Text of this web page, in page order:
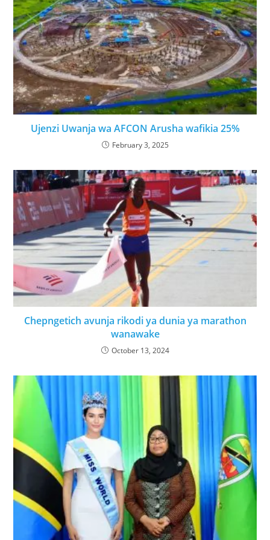
Ujenzi Uwanja wa AFCON Arusha wafikia 25%
February 3, 2025
Chepngetich avunja rikodi ya dunia ya marathon
wanawake
October 13, 2024